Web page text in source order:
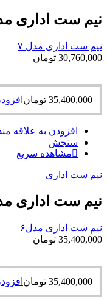
نیم ست اداری
نیم ست اداری مدل ۷
30,760,000 تومان
35,400,000 تومان
افزودن به علاقه
سنجش
مشاهده سریع
نیم ست اداری
نیم ست اداری
نیم ست اداری مدل۶
35,400,000 تومان
35,400,000 تومان